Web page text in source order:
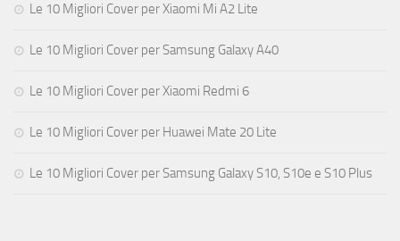
Le 10 Migliori Cover per Xiaomi Mi A2 Lite
Le 10 Migliori Cover per Samsung Galaxy A40
Le 10 Migliori Cover per Xiaomi Redmi 6
Le 10 Migliori Cover per Huawei Mate 20 Lite
Le 10 Migliori Cover per Samsung Galaxy S10, S10e e S10 Plus